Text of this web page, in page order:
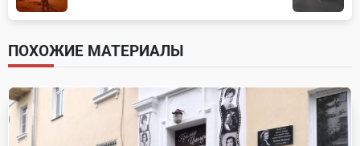
subtitle
screen-
reader-
text">Page</span>
ПОХОЖИЕ МАТЕРИАЛЫ